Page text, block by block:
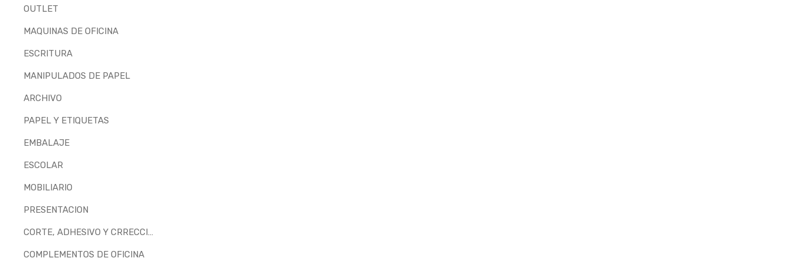
OUTLET
MAQUINAS DE OFICINA
ESCRITURA
MANIPULADOS DE PAPEL
ARCHIVO
PAPEL Y ETIQUETAS
EMBALAJE
ESCOLAR
MOBILIARIO
PRESENTACION
CORTE, ADHESIVO Y CRRECCION
COMPLEMENTOS DE OFICINA